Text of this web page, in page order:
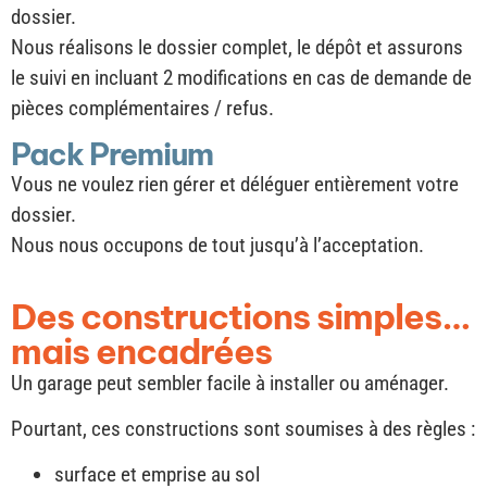
dossier.
Nous réalisons le dossier complet, le dépôt et assurons
le suivi en incluant 2 modifications en cas de demande de
pièces complémentaires / refus.
Pack Premium
Vous ne voulez rien gérer et déléguer entièrement votre
dossier.
Nous nous occupons de tout jusqu’à l’acceptation.
Des constructions simples…
mais encadrées
Un garage peut sembler facile à installer ou aménager.
Pourtant, ces constructions sont soumises à des règles :
surface et emprise au sol